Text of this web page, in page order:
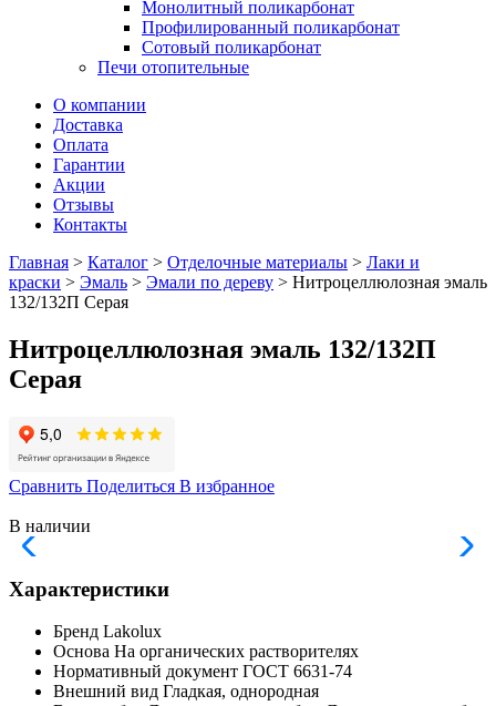
Монолитный поликарбонат
Профилированный поликарбонат
Сотовый поликарбонат
Печи отопительные
О компании
Доставка
Оплата
Гарантии
Акции
Отзывы
Контакты
Главная > Каталог > Отделочные материалы > Лаки и
краски > Эмаль > Эмали по дереву > Нитроцеллюлозная эмаль
132/132П Серая
Нитроцеллюлозная эмаль 132/132П
Серая
Сравнить Поделиться В избранное
В наличии
Характеристики
Бренд Lakolux
Основа На органических растворителях
Нормативный документ ГОСТ 6631-74
Внешний вид Гладкая, однородная